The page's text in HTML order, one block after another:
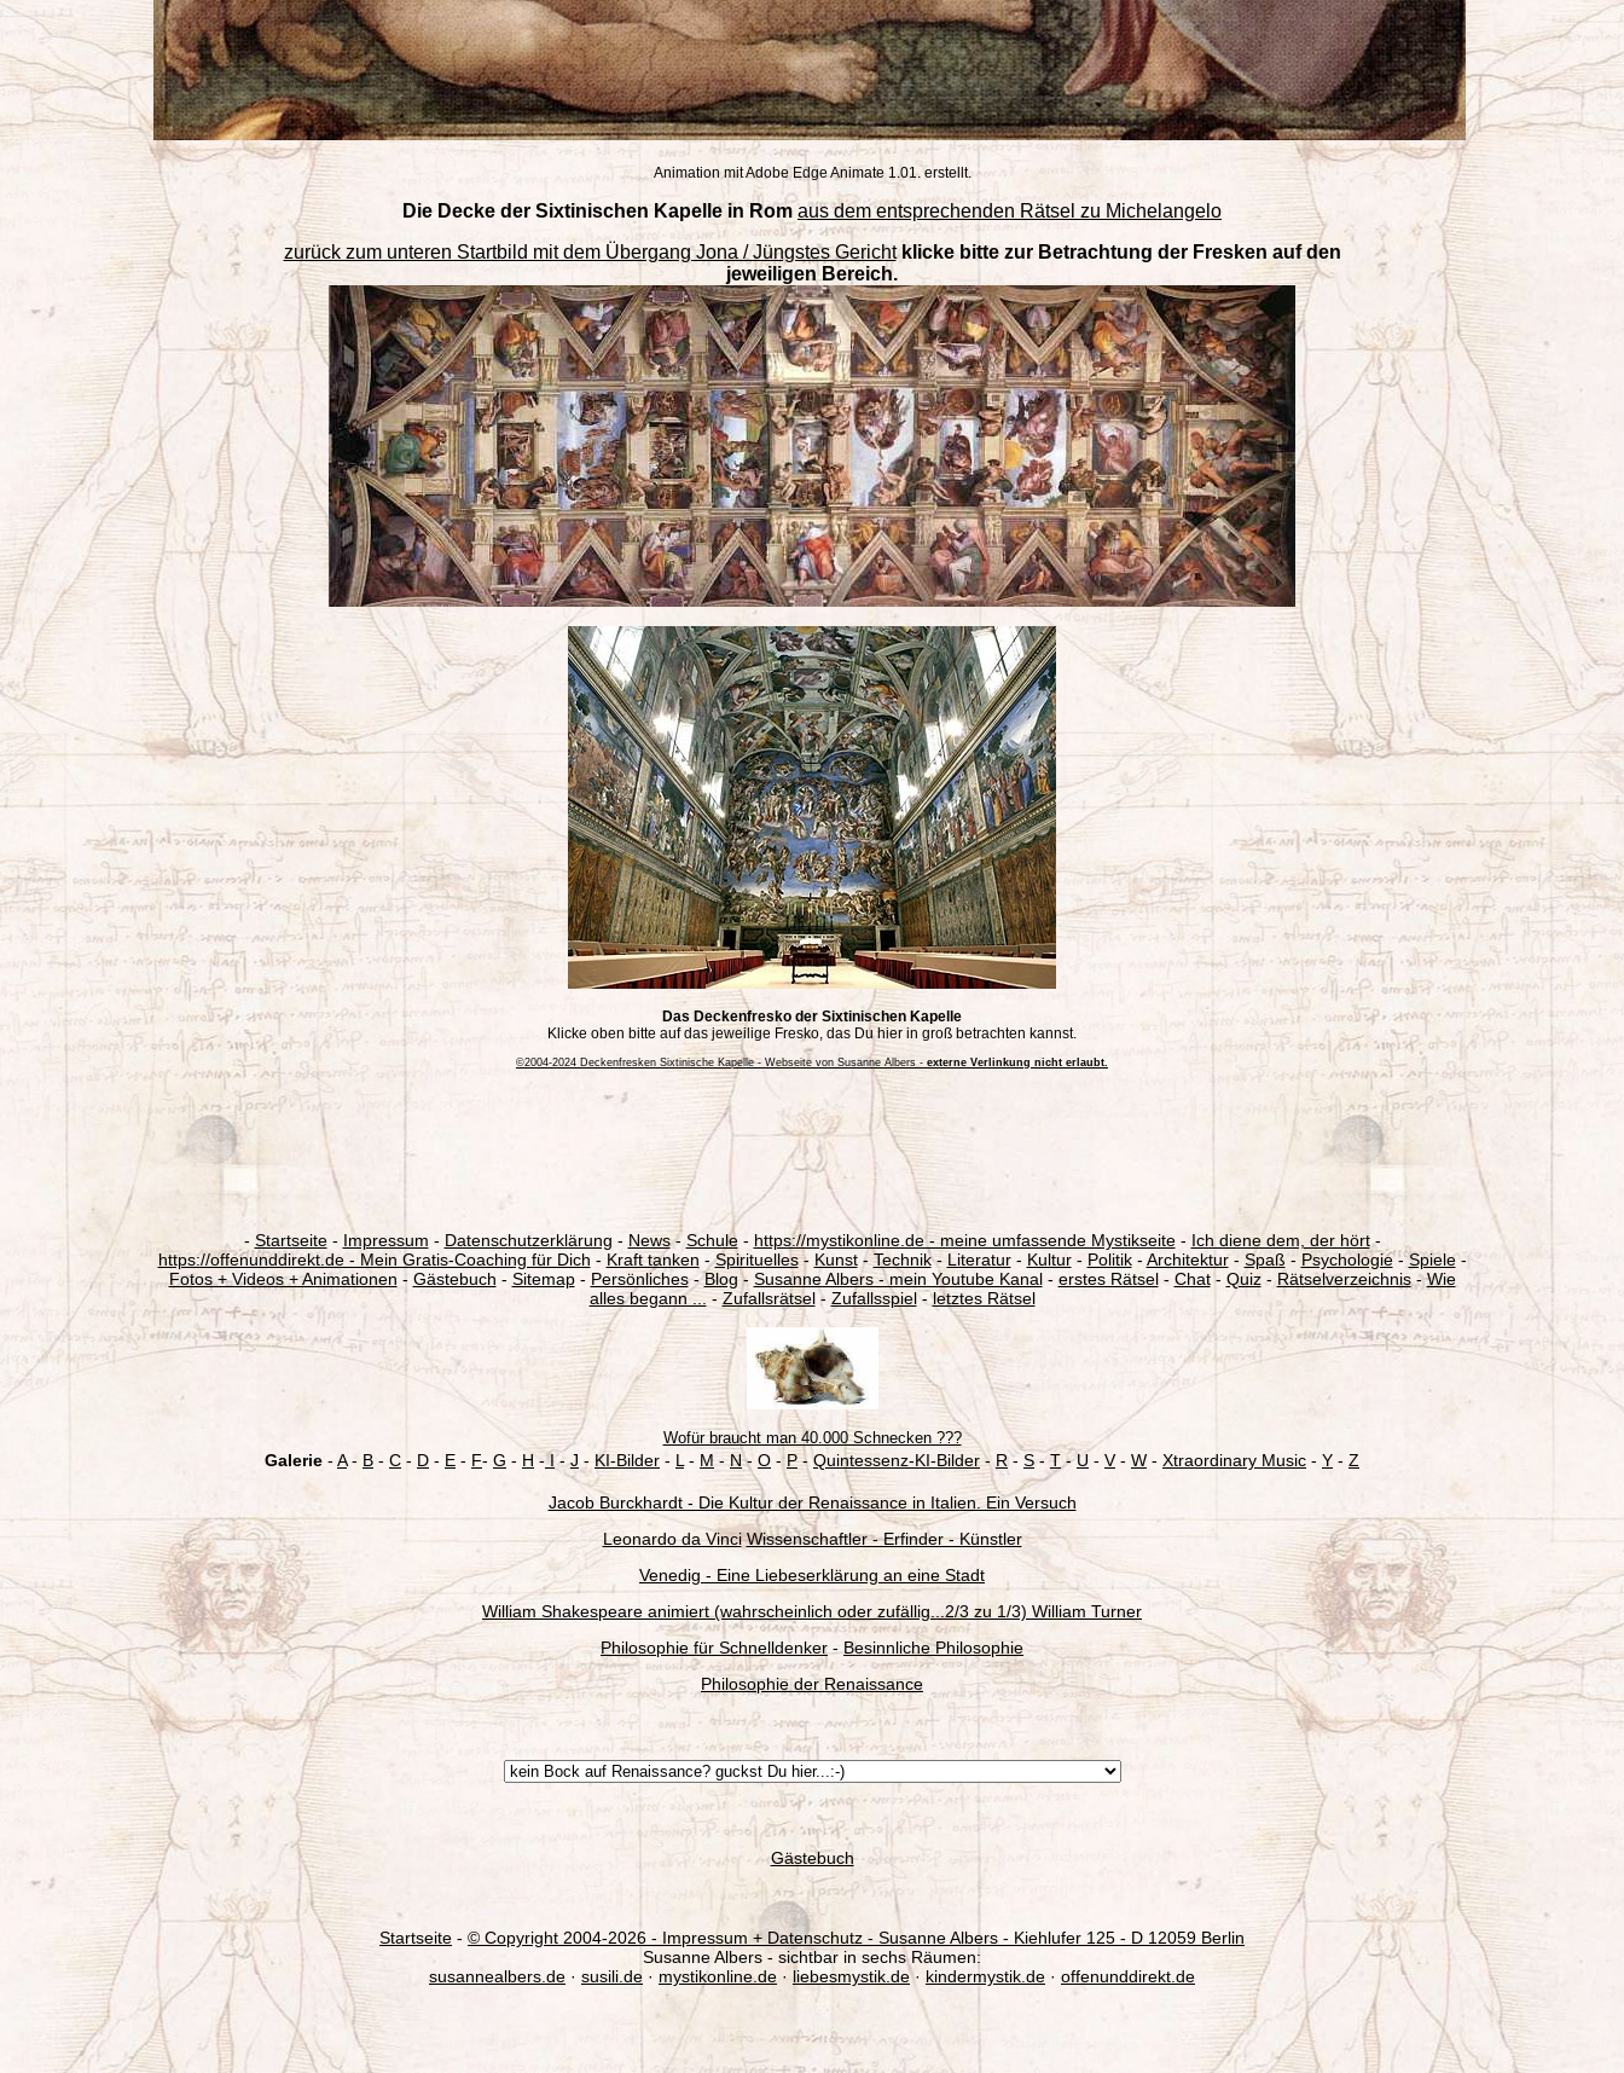
Animation mit Adobe Edge Animate 1.01. erstellt.
Die Decke der Sixtinischen Kapelle in Rom aus dem entsprechenden Rätsel zu Michelangelo
zurück zum unteren Startbild mit dem Übergang Jona / Jüngstes Gericht klicke bitte zur Betrachtung der Fresken auf den
jeweiligen Bereich.
- Startseite- Impressum - Datenschutzerklärung - News-Schule- https://mystikonline.de - meine umfassende Mystikseite- Ich diene dem, der hört-
https://offenunddirekt.de - Mein Gratis-Coaching für Dich - Kraft tanken -Spirituelles- Kunst-Technik- Literatur- Kultur- Politik- Architektur- Spaß - Psychologie-Spiele-
Fotos + Videos + Animationen - Gästebuch - Sitemap- Persönliches-Blog- Susanne Albers - mein Youtube Kanal- erstes Rätsel- Chat- Quiz- Rätselverzeichnis-Wie
alles begann ...
- Zufallsrätsel- Zufallsspiel-letztes Rätsel
Wofür braucht man 40.000 Schnecken ???
Galerie - A- B - C - D - E - F- G - H -I-J - KI-Bilder - L - M -N- O - P- Quintessenz-KI-Bilder- R- S -T-U - V- W - Xtraordinary Music - Y - Z
Jacob Burckhardt - Die Kultur der Renaissance in Italien. Ein Versuch
Leonardo da Vinci Wissenschaftler - Erfinder - Künstler
Venedig - Eine Liebeserklärung an eine Stadt
William Shakespeare animiert (wahrscheinlich oder zufällig...2/3 zu 1/3) William Turner
Philosophie für Schnelldenker - Besinnliche Philosophie
Philosophie der Renaissance
Gästebuch
Startseite - © Copyright 2004-2026 - Impressum + Datenschutz - Susanne Albers - Kiehlufer 125 - D 12059 Berlin
Susanne Albers - sichtbar in sechs Räumen:
susannealbers.de · susili.de · mystikonline.de · liebesmystik.de· kindermystik.de · offenunddirekt.de